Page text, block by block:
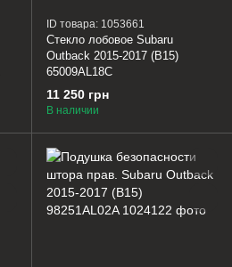
ID товара: 1053661
Стекло лобовое Subaru
Outback 2015-2017 (B15)
65009AL18C
11 250 грн
В наличии